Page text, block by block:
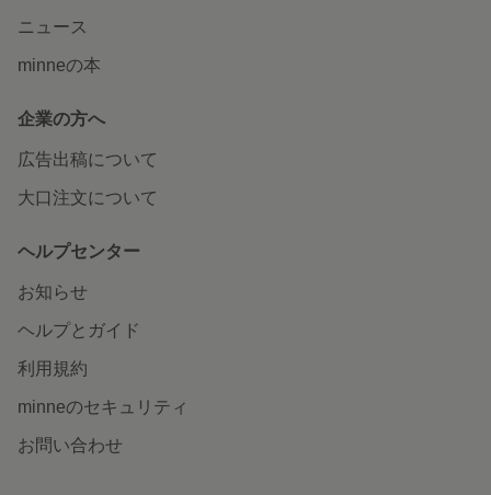
ニュース
minneの本
企業の方へ
広告出稿について
大口注文について
ヘルプセンター
お知らせ
ヘルプとガイド
利用規約
minneのセキュリティ
お問い合わせ